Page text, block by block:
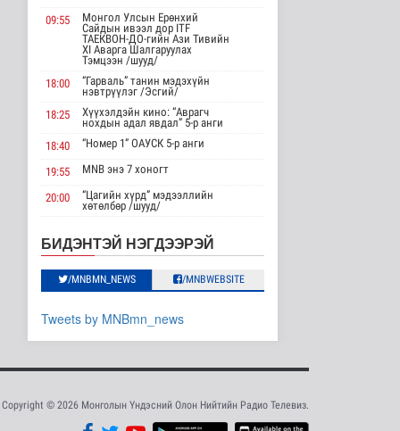
17 цаг 2 минутын өмнө
АНУ импортлогчдод
100 тэрбум
ам.долларын
тарифын..
Дэлхийд
17 цаг 2 минутын өмнө
Шейх Хасина
ирэхээ зарлав
Дэлхийд
17 цаг 9 минутын өмнө
Монгол Улсын эмэгтэй
шигшээ баг Азийн
Cпорт
Хэт халууны улмаас
09:55
Монгол Улсын Ерөнхий
Сайдын ивээл дор ITF
ТАЕКВОН-ДО-гийн Ази Тивийн
XI Аварга Шалгаруулах
Тэмцээн /шууд/
18:00
“Гарваль” танин мэдэхүйн
нэвтрүүлэг /Эсгий/
18:25
Хүүхэлдэйн кино: “Аврагч
нохдын адал явдал” 5-р анги
18:40
“Номер 1” ОАУСК 5-р анги
19:55 MNB энэ 7 хоногт
20:00
“Цагийн хүрд” мэдээллийн
хөтөлбөр /шууд/
20:45 Хөндөх сэдэв: Эмийн чанар
21:15
100% уралдаант, танин
мэдэхүйн нэвтрүүлэг S2 #9
22:15
23:30
БИДЭНТЭЙ НЭГДЭЭРЭЙ
/MNBMN_NEWS /MNBWEBSITE
Tweets by MNBmn_news
Copyright © 2026 Монголын Үндэсний Олон Нийтийн Радио Телевиз.